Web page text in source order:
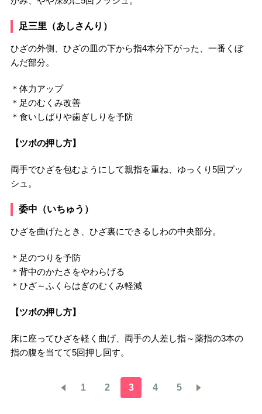
足三里（あしさんり）
ひざの外側、ひざの皿の下から指4本分下がった、一番くぼ
んだ部分。
＊体力アップ
＊足のむくみ改善
＊食いしばりや歯ぎしりを予防
【ツボの押し方】
両手でひざを包むようにして親指を重ね、ゆっくり5回プッ
シュ。
委中（いちゅう）
ひざを曲げたとき、ひざ裏にできるしわの中央部分。
＊足のつりを予防
＊背中のかたさをやわらげる
＊ひざ～ふくらはぎのむくみ軽減
【ツボの押し方】
床に座ってひざを軽く曲げ、両手の人差し指～薬指の3本の
指の腹を当てて5回押し回す。
1 2 3 4 5